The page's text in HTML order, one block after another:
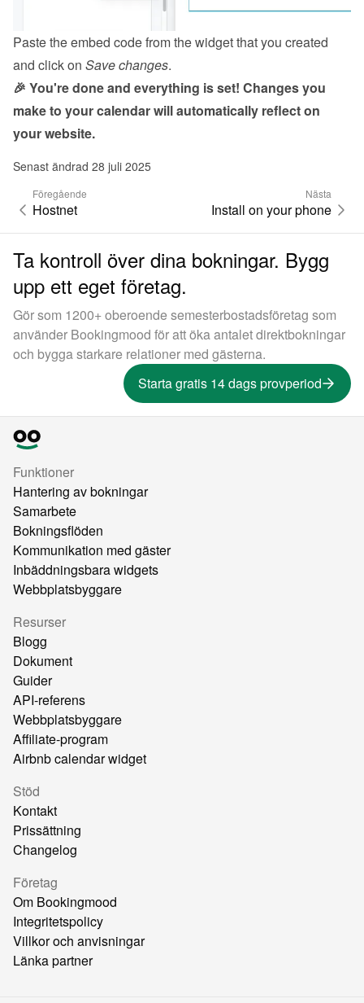
Paste the embed code from the widget that you created
and click on Save changes.
🎉 You're done and everything is set! Changes you
make to your calendar will automatically reflect on
your website.
Senast ändrad 28 juli 2025
Föregående
Hostnet
Nästa
Install on your phone
Ta kontroll över dina bokningar. Bygg
upp ett eget företag.
Gör som 1200+ oberoende semesterbostadsföretag som
använder Bookingmood för att öka antalet direktbokningar
och bygga starkare relationer med gästerna.
Starta gratis 14 dags provperiod
Funktioner
Hantering av bokningar
Samarbete
Bokningsflöden
Kommunikation med gäster
Inbäddningsbara widgets
Webbplatsbyggare
Resurser
Blogg
Dokument
Guider
API-referens
Webbplatsbyggare
Affiliate-program
Airbnb calendar widget
Stöd
Kontakt
Prissättning
Changelog
Företag
Om Bookingmood
Integritetspolicy
Villkor och anvisningar
Länka partner